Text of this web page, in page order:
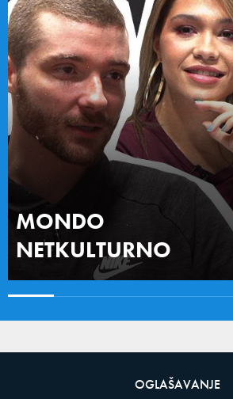
MONDO
NETKULTURNO
OGLAŠAVANJE